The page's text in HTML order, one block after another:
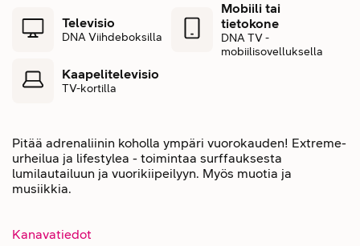
Televisio
DNA Viihdeboksilla
Mobiili tai
tietokone
DNA TV -
mobiilisovelluksella
Kaapelitelevisio
TV-kortilla
Pitää adrenaliinin koholla ympäri vuorokauden! Extreme-
urheilua ja lifestylea - toimintaa surffauksesta
lumilautailuun ja vuorikiipeilyyn. Myös muotia ja
musiikkia.
Kanavatiedot